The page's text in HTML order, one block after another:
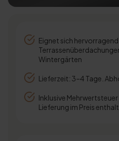
Eignet sich
Wintergärten
Lieferzeit: 3–4 Tage.
Inklusive
Lieferung im Preis